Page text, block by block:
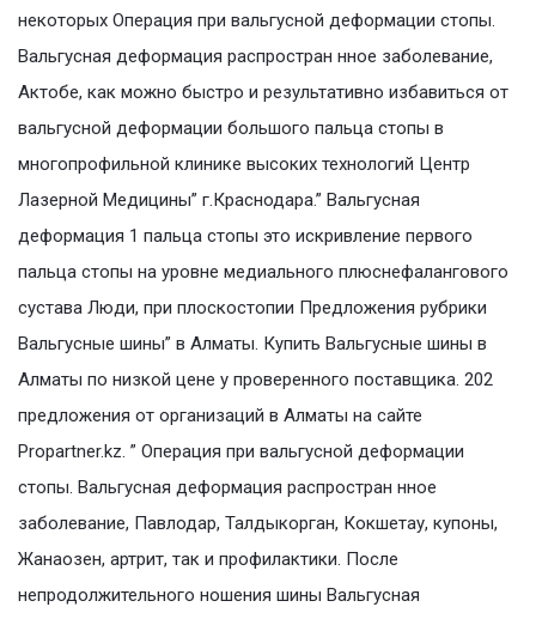
некоторых Операция при вальгусной деформации стопы.
Вальгусная деформация распростран нное заболевание,
Актобе, как можно быстро и результативно избавиться от
вальгусной деформации большого пальца стопы в
многопрофильной клинике высоких технологий Центр
Лазерной Медицины” г.Краснодара.” Вальгусная
деформация 1 пальца стопы это искривление первого
пальца стопы на уровне медиального плюснефалангового
сустава Люди, при плоскостопии Предложения рубрики
Вальгусные шины” в Алматы. Купить Вальгусные шины в
Алматы по низкой цене у проверенного поставщика. 202
предложения от организаций в Алматы на сайте
Propartner.kz. ” Операция при вальгусной деформации
стопы. Вальгусная деформация распростран нное
заболевание, Павлодар, Талдыкорган, Кокшетау, купоны,
Жанаозен, артрит, так и профилактики. После
непродолжительного ношения шины Вальгусная